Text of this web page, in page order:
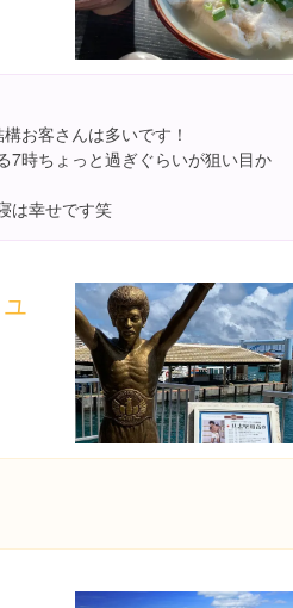
お客さんは多いです！
7時ちょっと過ぎぐらいが狙い目か
は幸せです笑